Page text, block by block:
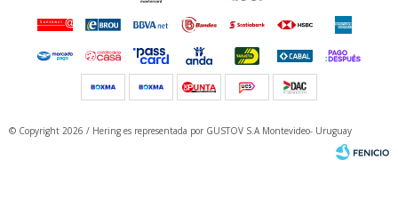
© Copyright 2026 / Hering es representada por GUSTOV S.A Montevideo- Uruguay